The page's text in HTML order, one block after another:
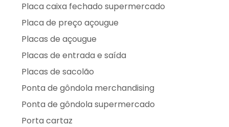
Placa caixa fechado supermercado
Placa de preço açougue
Placas de açougue
Placas de entrada e saída
Placas de sacolão
Ponta de gôndola merchandising
Ponta de gôndola supermercado
Porta cartaz